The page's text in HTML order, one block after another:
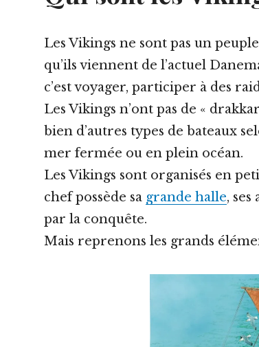
Les Vikings ne sont pas un
qu’ils viennent de l’actuel
c’est voyager, participer à des
Les Vikings n’ont pas de «
bien d’autres types de bateaux
mer fermée ou en plein océan.
Les Vikings sont organisés en
chef possède sa grande halle,
par la conquête.
Mais reprenons les grands